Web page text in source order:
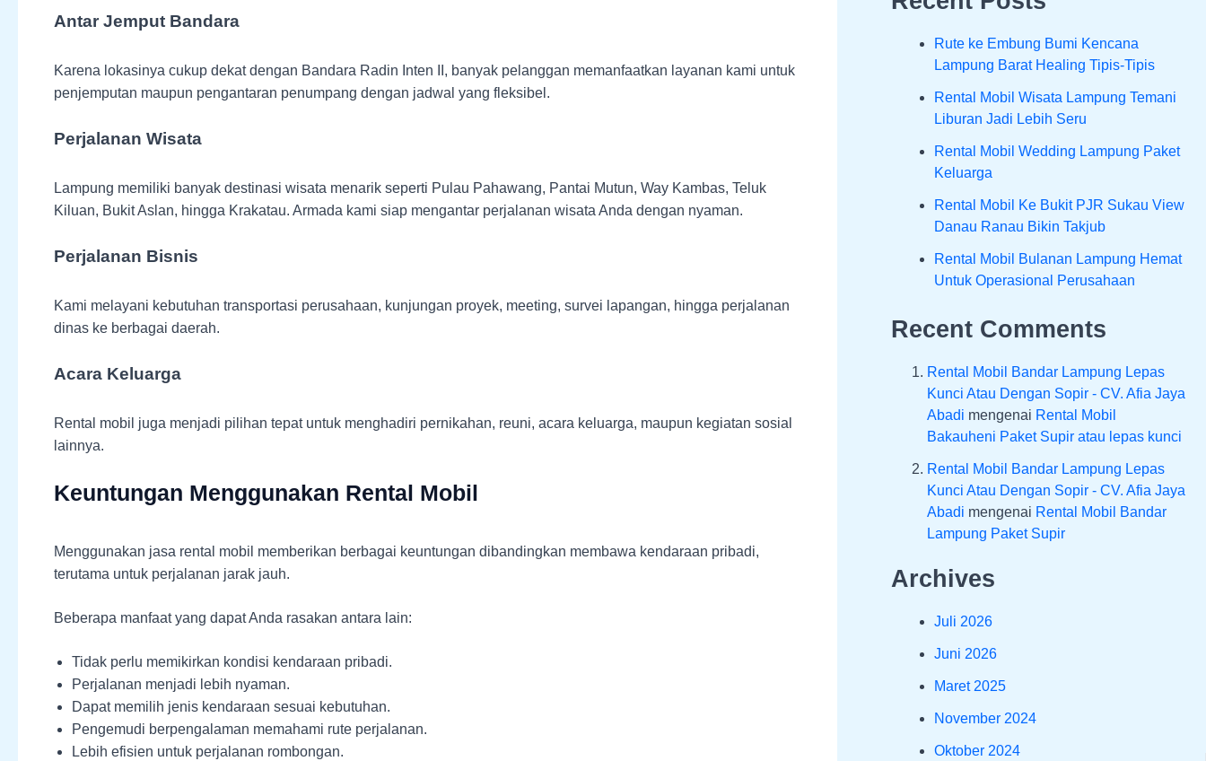
Antar Jemput Bandara
Karena lokasinya cukup dekat dengan Bandara Radin Inten II, banyak pelanggan memanfaatkan layanan kami untuk
penjemputan maupun pengantaran penumpang dengan jadwal yang fleksibel.
Perjalanan Wisata
Lampung memiliki banyak destinasi wisata menarik seperti Pulau Pahawang, Pantai Mutun, Way Kambas, Teluk
Kiluan, Bukit Aslan, hingga Krakatau. Armada kami siap mengantar perjalanan wisata Anda dengan nyaman.
Perjalanan Bisnis
Kami melayani kebutuhan transportasi perusahaan, kunjungan proyek, meeting, survei lapangan, hingga perjalanan
dinas ke berbagai daerah.
Acara Keluarga
Rental mobil juga menjadi pilihan tepat untuk menghadiri pernikahan, reuni, acara keluarga, maupun kegiatan sosial
lainnya.
Keuntungan Menggunakan Rental Mobil
Menggunakan jasa rental mobil memberikan berbagai keuntungan dibandingkan membawa kendaraan pribadi,
terutama untuk perjalanan jarak jauh.
Beberapa manfaat yang dapat Anda rasakan antara lain:
Tidak perlu memikirkan kondisi kendaraan pribadi.
Perjalanan menjadi lebih nyaman.
Dapat memilih jenis kendaraan sesuai kebutuhan.
Pengemudi berpengalaman memahami rute perjalanan.
Lebih efisien untuk perjalanan rombongan.
Rute ke Embung Bumi Kencana
Lampung Barat Healing Tipis-Tipis
Rental Mobil Wisata Lampung Temani
Liburan Jadi Lebih Seru
Rental Mobil Wedding Lampung Paket
Keluarga
Rental Mobil Ke Bukit PJR Sukau View
Danau Ranau Bikin Takjub
Rental Mobil Bulanan Lampung Hemat
Untuk Operasional Perusahaan
Recent Comments
Rental Mobil Bandar Lampung Lepas
Kunci Atau Dengan Sopir - CV. Afia Jaya
Abadi mengenai Rental Mobil
Bakauheni Paket Supir atau lepas kunci
Rental Mobil Bandar Lampung Lepas
Kunci Atau Dengan Sopir - CV. Afia Jaya
Abadi mengenai Rental Mobil Bandar
Lampung Paket Supir
Archives
Juli 2026
Juni 2026
Maret 2025
November 2024
Oktober 2024